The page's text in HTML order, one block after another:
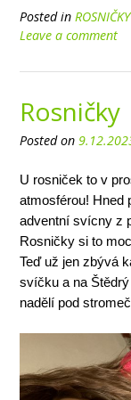
Posted in ROSNIČKY
Leave a comment
Rosničky
Posted on
U rosniček to v
atmosférou! Hned
adventní svícny z
Rosničky si to
Teď už jen zbývá
svíčku a na
nadělí pod